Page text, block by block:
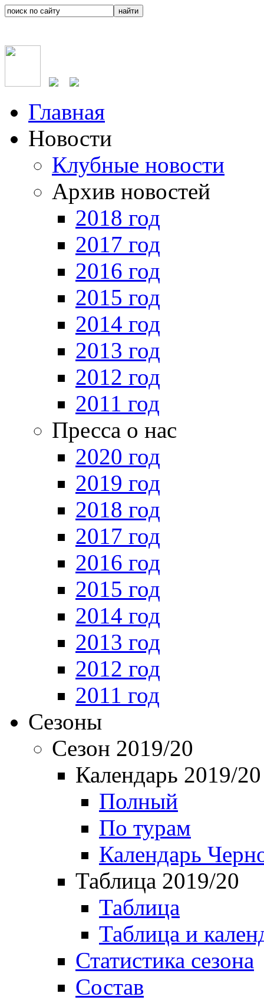
Главная
Новости
Клубные новости
Архив новостей
2018 год
2017 год
2016 год
2015 год
2014 год
2013 год
2012 год
2011 год
Пресса о нас
2020 год
2019 год
2018 год
2017 год
2016 год
2015 год
2014 год
2013 год
2012 год
2011 год
Сезоны
Сезон 2019/20
Календарь 2019/20
Полный
По турам
Календарь
Таблица 2019/20
Таблица
Таблица и
Статистика сезона
Состав